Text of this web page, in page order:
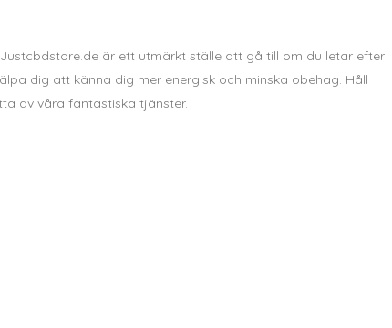
är ett utmärkt ställe att gå till om du letar efter
dig att känna dig mer energisk och minska obehag. Håll
av våra fantastiska tjänster.